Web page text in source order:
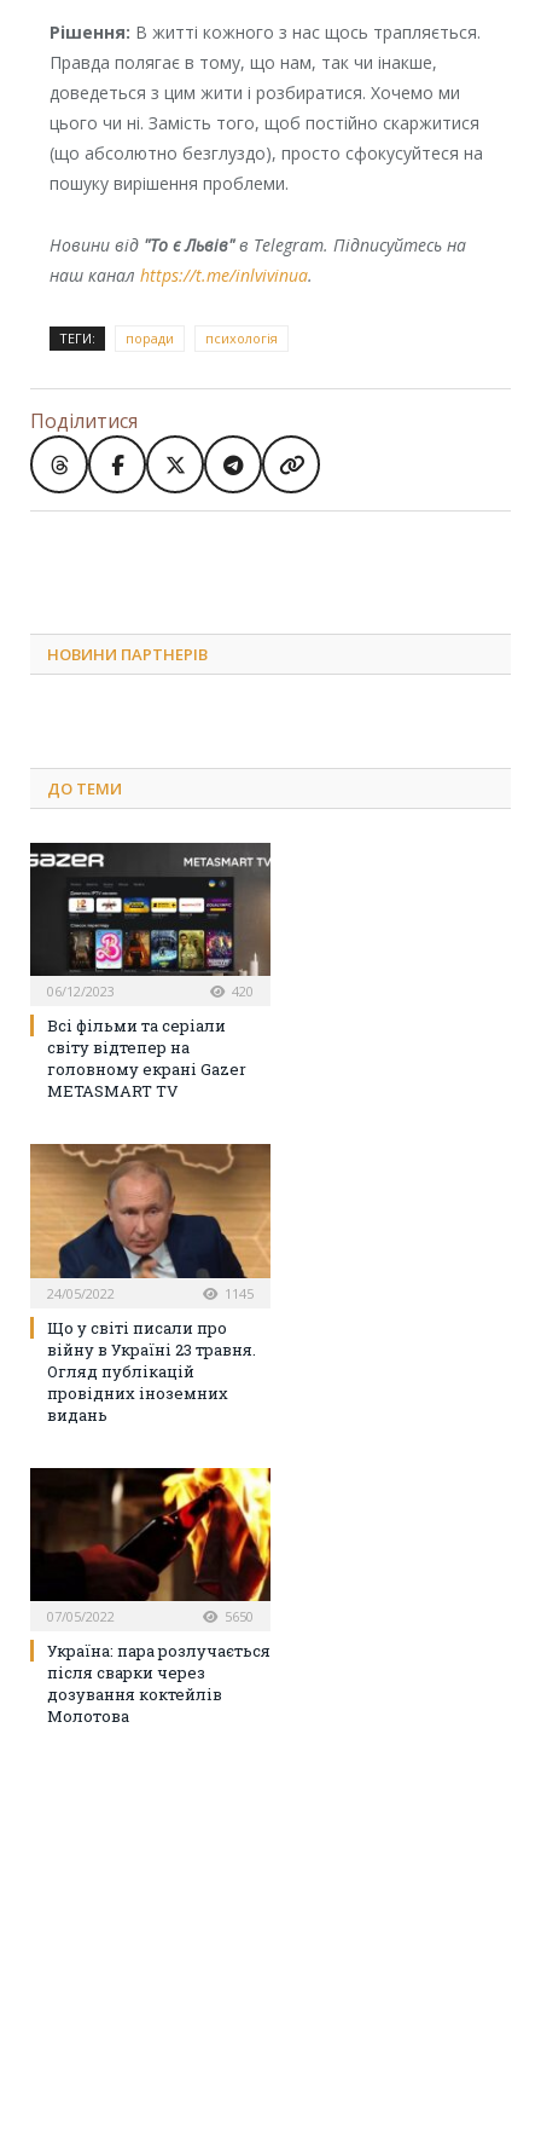
Рішення: В житті кожного з нас щось трапляється.
Правда полягає в тому, що нам, так чи інакше,
доведеться з цим жити і розбиратися. Хочемо ми
цього чи ні. Замість того, щоб постійно скаржитися
(що абсолютно безглуздо), просто сфокусуйтеся на
пошуку вирішення проблеми.
Новини від "То є Львів"в Telegram. Підписуйтесь на
наш канал https://t.me/inlvivinua.
ТЕГИ: поради психологія
Поділитися
НОВИНИ ПАРТНЕРІВ
ДО ТЕМИ
06/12/2023 420
Всі фільми та серіали
світу відтепер на
головному екрані Gazer
METASMART TV
24/05/2022 1145
Що у світі писали про
війну в Україні 23 травня.
Огляд публікацій
провідних іноземних
видань
07/05/2022 5650
Україна: пара розлучається
після сварки через
дозування коктейлів
Молотова